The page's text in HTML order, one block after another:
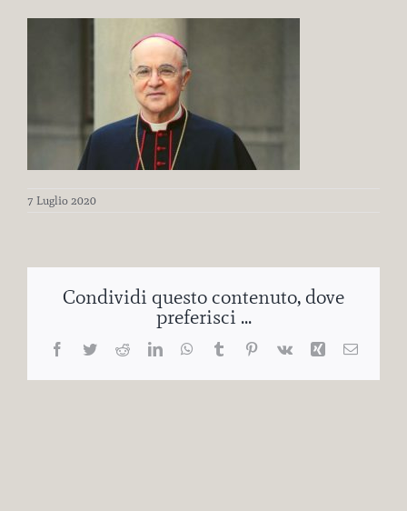
7 Luglio 2020
Condividi questo contenuto, dove
preferisci ...
Facebook
TwitterRedditLinkedInWhatsApp
TumblrPinterest
Vk Xing Email